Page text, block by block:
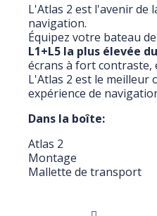
L'Atlas 2 est l'avenir de
navigation.
Équipez votre bateau
L1+L5 la plus élevée
écrans à fort contraste,
L'Atlas 2 est le
expérience de
Dans la boîte:
Atlas 2
Montage
Mallette de transport